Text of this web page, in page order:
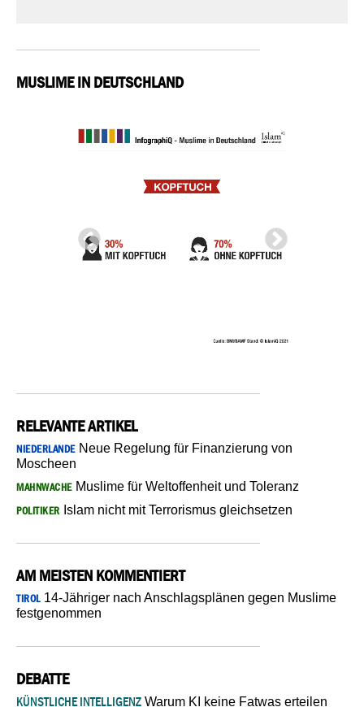
MUSLIME IN DEUTSCHLAND
RELEVANTE ARTIKEL
NIEDERLANDENeue Regelung für Finanzierung von
Moscheen
MAHNWACHEMuslime für Weltoffenheit und Toleranz
POLITIKER Islam nicht mit Terrorismus gleichsetzen
AM MEISTEN KOMMENTIERT
TIROL14-Jähriger nach Anschlagsplänen gegen Muslime
festgenommen
DEBATTE
KÜNSTLICHE INTELLIGENZ Warum KI keine Fatwas erteilen